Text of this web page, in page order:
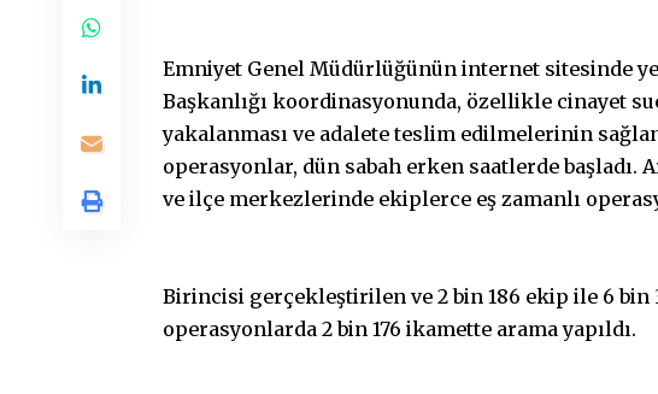
Emniyet Genel Müdürlüğünün internet sitesinde
Başkanlığı koordinasyonunda, özellikle cinayet
yakalanması ve adalete teslim edilmelerinin
operasyonlar, dün sabah erken saatlerde başladı.
ve ilçe merkezlerinde ekiplerce eş zamanlı
Birincisi gerçekleştirilen ve 2 bin 186 ekip ile 6 bin
operasyonlarda 2 bin 176 ikamette arama yapıldı.